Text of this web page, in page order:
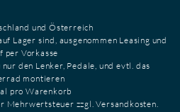
und Österreich
Lager sind, ausgenommen Leasing und
per Vorkasse
den Lenker, Pedale, und evtl. das
montieren
pro Warenkorb
Mehrwertsteuer zzgl. Versandkosten.